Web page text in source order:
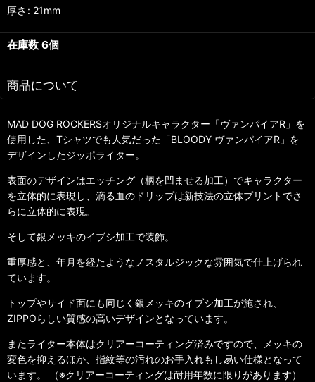
厚さ : 21mm
在庫数 6個
商品について
MAD DOG ROCKERSオリジナルキャラクター「ヴァンパイアR」を
使用した、Tシャツでも人気だった「BLOODY ヴァンパイアR」を
デザインしたジッポライター。
表面のデザインはエッチング（柄を凹ませる加工）でキャラクター
を立体的に表現し、滴る血のドリップは新技法の立体プリントでさ
らに立体的に表現。
そして銀メッキのイブシ加工で装飾。
重厚感と、年月を経たようなノスタルジックな雰囲気で仕上げられ
ています。
トップやサイド面にも同じく銀メッキのイブシ加工が施され、
ZIPPOらしい質感の高いデザインとなっています。
またライター本体はクリアーコーティング済みですので、メッキの
変色を抑えるほか、指紋等の汚れのお手入れもし易い仕様となって
います。 （※クリアーコーティングは耐用年数に限りがあります）